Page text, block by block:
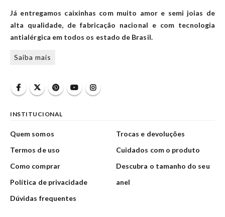
Já entregamos caixinhas com muito amor e semi joias de
alta qualidade, de fabricação nacional e com tecnologia
antialérgica em todos os estado de Brasil.
Saiba mais
INSTITUCIONAL
Quem somos
Termos de uso
Como comprar
Política de privacidade
Dúvidas frequentes
Trocas e devoluções
Cuidados com o produto
Descubra o tamanho do seu
anel